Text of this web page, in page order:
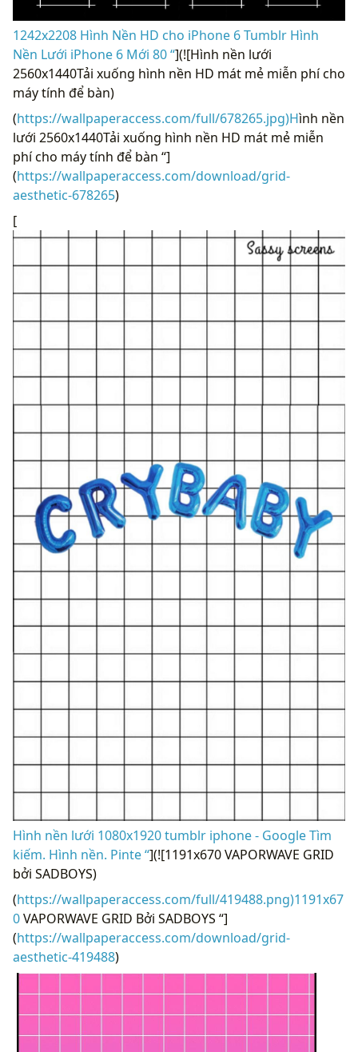
1242x2208 Hình Nền HD cho iPhone 6 Tumblr Hình
Nền Lưới iPhone 6 Mới 80 “](![Hình nền lưới
2560x1440Tải xuống hình nền HD mát mẻ miễn phí cho
máy tính để bàn)
(https://wallpaperaccess.com/full/678265.jpg)Hình nền
lưới 2560x1440Tải xuống hình nền HD mát mẻ miễn
phí cho máy tính để bàn “]
(https://wallpaperaccess.com/download/grid-
aesthetic-678265)
[
Hình nền lưới 1080x1920 tumblr iphone - Google Tìm
kiếm. Hình nền. Pinte “](![1191x670 VAPORWAVE GRID
bởi SADBOYS)
(https://wallpaperaccess.com/full/419488.png)1191x67
0VAPORWAVE GRID Bởi SADBOYS “]
(https://wallpaperaccess.com/download/grid-
aesthetic-419488)